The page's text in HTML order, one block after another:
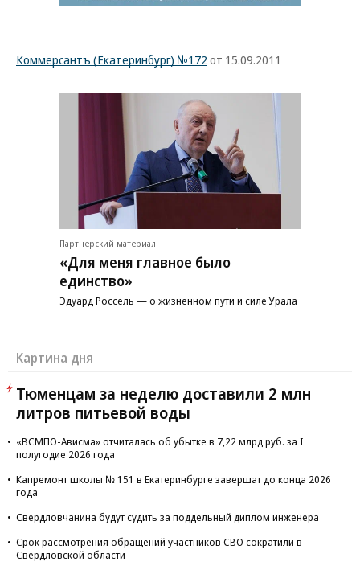
Коммерсантъ (Екатеринбург) №172 от 15.09.2011
Партнерский материал
«Для меня главное было
единство»
Эдуард Россель — о жизненном пути и силе Урала
Картина дня
Тюменцам за неделю доставили 2 млн
литров питьевой воды
«ВСМПО-Ависма» отчиталась об убытке в 7,22 млрд руб. за I
полугодие 2026 года
Капремонт школы № 151 в Екатеринбурге завершат до конца 2026
года
Свердловчанина будут судить за поддельный диплом инженера
Срок рассмотрения обращений участников СВО сократили в
Свердловской области